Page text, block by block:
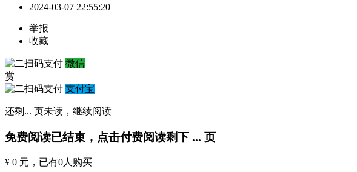
2024-03-07 22:55:20
举报
收藏
微信
赏
支付宝
还剩 ... 页未读， 继续阅读
免费阅读已结束，点击付费阅读剩下 ... 页
¥ 0 元 ，已有0人购买